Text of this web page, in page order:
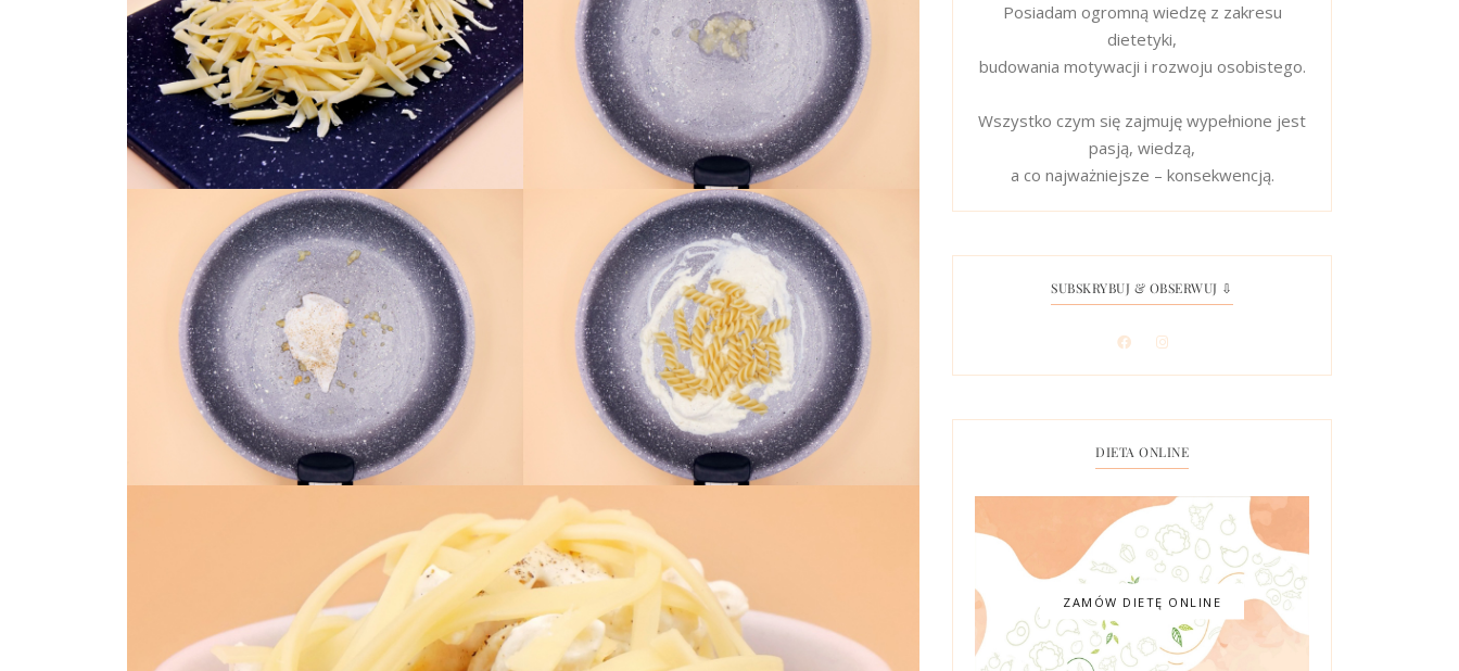
Posiadam ogromną wiedzę z zakresu
dietetyki,
budowania motywacji i rozwoju osobistego.
Wszystko czym się zajmuję wypełnione jest
pasją, wiedzą,
a co najważniejsze – konsekwencją.
SUBSKRYBUJ & OBSERWUJ ⇩
DIETA ONLINE
ZAMÓW DIETĘ ONLINE